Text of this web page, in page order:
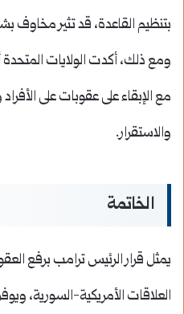
بتنظيم القاعدة، قد تثير مخاوف
ومع ذلك، أكدت الولايات
مع الإبقاء على عقوبات على
والاستقرار.
الخاتمة
يمثل قرار الرئيس ترامب برفع
العلاقات الأمريكية-السورية،